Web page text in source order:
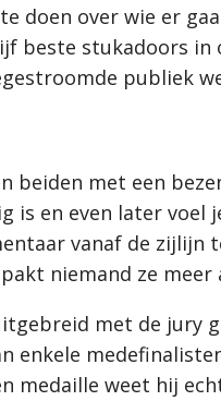
doen over wie er
beste stukadoors
publiek
beiden met een
is en even later
vanaf de zijlijn
niemand ze meer
met de jury
enkele
medaille weet hij